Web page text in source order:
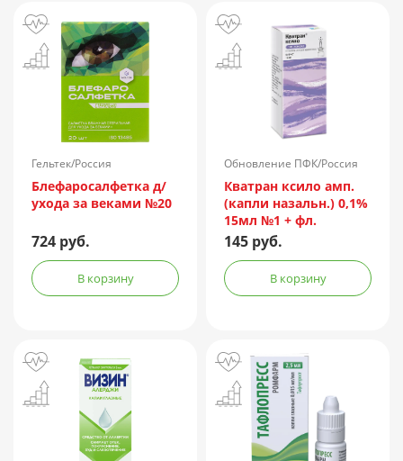
Гельтек/Россия
Блефаросалфетка д/
ухода за веками №20
724 руб.
В корзину
Обновление ПФК/Россия
Кватран ксило амп.
(капли назальн.) 0,1%
15мл №1 + фл.
145 руб.
В корзину